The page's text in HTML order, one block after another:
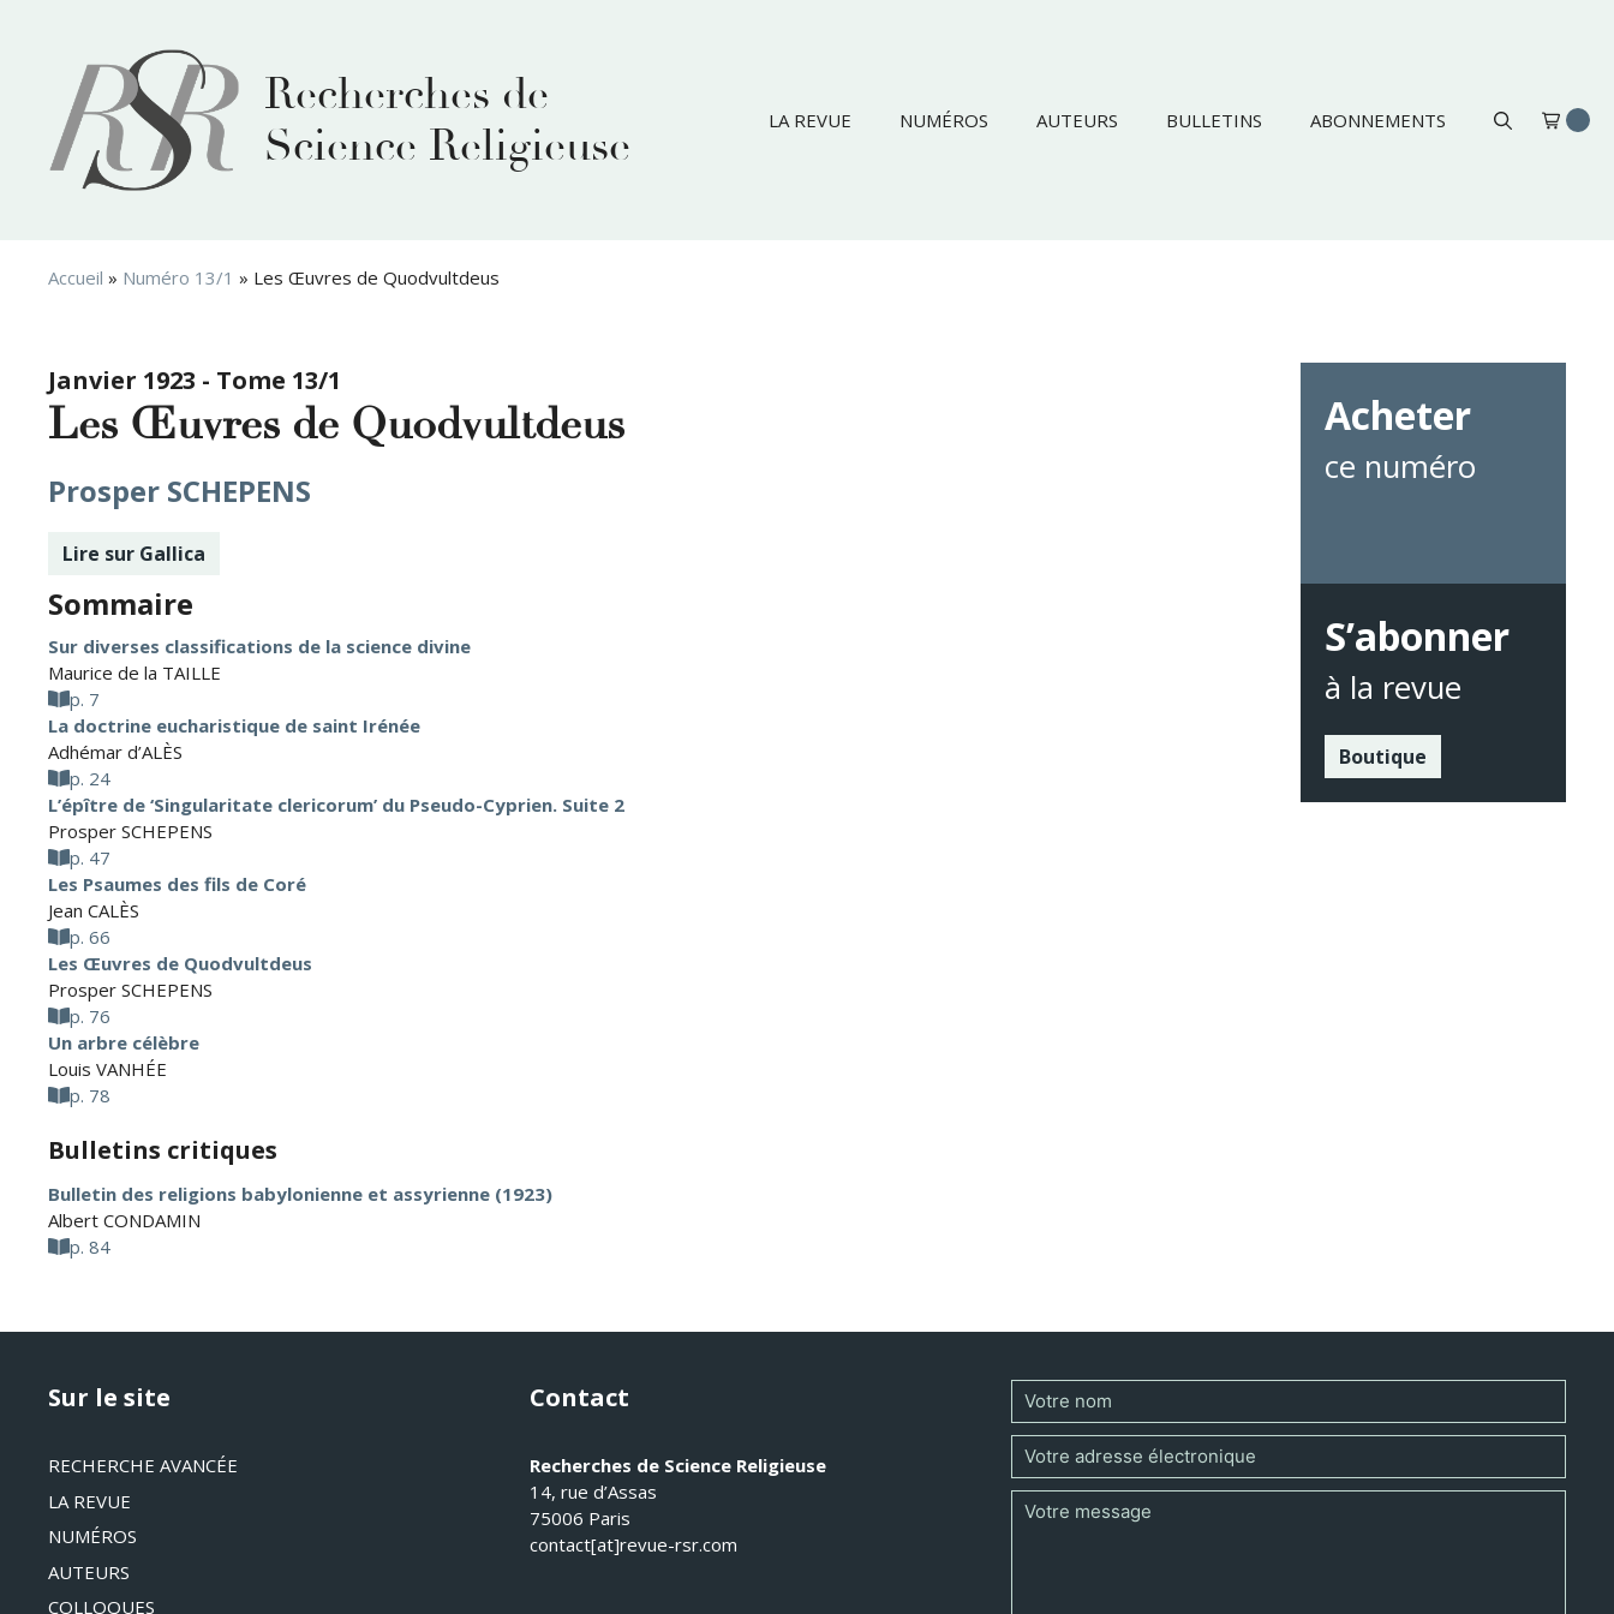
Recherches de
Science Religieuse
LA REVUE NUMÉROS AUTEURS BULLETINS ABONNEMENTS
Accueil » Numéro 13/1 » Les Œuvres de Quodvultdeus
Janvier 1923 - Tome 13/1
Les Œuvres de Quodvultdeus
Prosper SCHEPENS
Lire sur Gallica
Sommaire
Sur diverses classifications de la science divine
Maurice de la TAILLE
p. 7
La doctrine eucharistique de saint Irénée
Adhémar d’ALÈS
p. 24
L’épître de ‘Singularitate clericorum’ du Pseudo-Cyprien. Suite 2
Prosper SCHEPENS
p. 47
Les Psaumes des fils de Coré
Jean CALÈS
p. 66
Les Œuvres de Quodvultdeus
Prosper SCHEPENS
p. 76
Un arbre célèbre
Louis VANHÉE
p. 78
Bulletins critiques
Bulletin des religions babylonienne et assyrienne (1923)
Albert CONDAMIN
p. 84
Acheter
ce numéro
S’abonner
à la revue
Boutique
Sur le site
RECHERCHE AVANCÉE
LA REVUE
NUMÉROS
AUTEURS
COLLOQUES
Contact
Recherches de Science Religieuse
14, rue d’Assas
75006 Paris
contact[at]revue-rsr.com